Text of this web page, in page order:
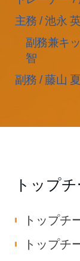
主務 / 池永
副務兼キ
智
副務 / 藤山
トップチ
トップチ
トップチ